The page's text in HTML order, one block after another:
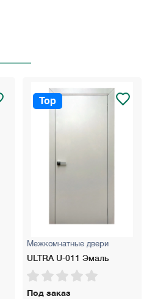
Top
Межкомнатные двери
ULTRA U-011 Эмаль
Под заказ